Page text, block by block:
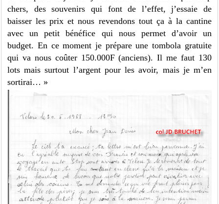
chers, des souvenirs qui font de l’effet, j’essaie de
baisser les prix et nous revendons tout ça à la cantine
avec un petit bénéfice qui nous permet d’avoir un
budget. En ce moment je prépare une tombola gratuite
qui va nous coûter 150.000F (anciens). Il me faut 130
lots mais surtout l’argent pour les avoir, mais je m’en
sortirai… »